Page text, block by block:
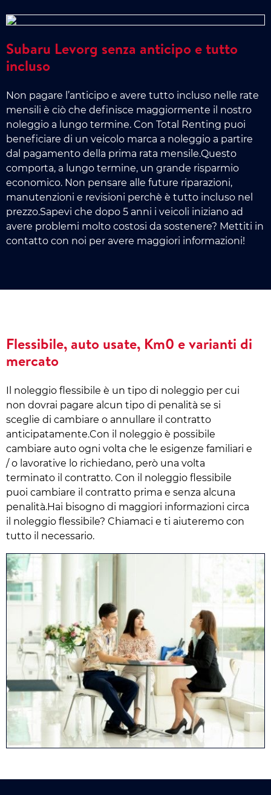
Subaru Levorg senza anticipo e tutto
incluso
Non pagare l’anticipo e avere tutto incluso nelle rate
mensili è ciò che definisce maggiormente il nostro
noleggio a lungo termine. Con Total Renting puoi
beneficiare di un veicolo marca a noleggio a partire
dal pagamento della prima rata mensile.Questo
comporta, a lungo termine, un grande risparmio
economico. Non pensare alle future riparazioni,
manutenzioni e revisioni perchè è tutto incluso nel
prezzo.Sapevi che dopo 5 anni i veicoli iniziano ad
avere problemi molto costosi da sostenere? Mettiti in
contatto con noi per avere maggiori informazioni!
Flessibile, auto usate, Km0 e varianti di
mercato
Il noleggio flessibile è un tipo di noleggio per cui
non dovrai pagare alcun tipo di penalità se si
sceglie di cambiare o annullare il contratto
anticipatamente.Con il noleggio è possibile
cambiare auto ogni volta che le esigenze familiari e
/ o lavorative lo richiedano, però una volta
terminato il contratto. Con il noleggio flessibile
puoi cambiare il contratto prima e senza alcuna
penalità.Hai bisogno di maggiori informazioni circa
il noleggio flessibile? Chiamaci e ti aiuteremo con
tutto il necessario.